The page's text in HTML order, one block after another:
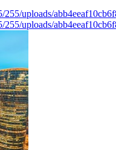
uploads/
uploads/